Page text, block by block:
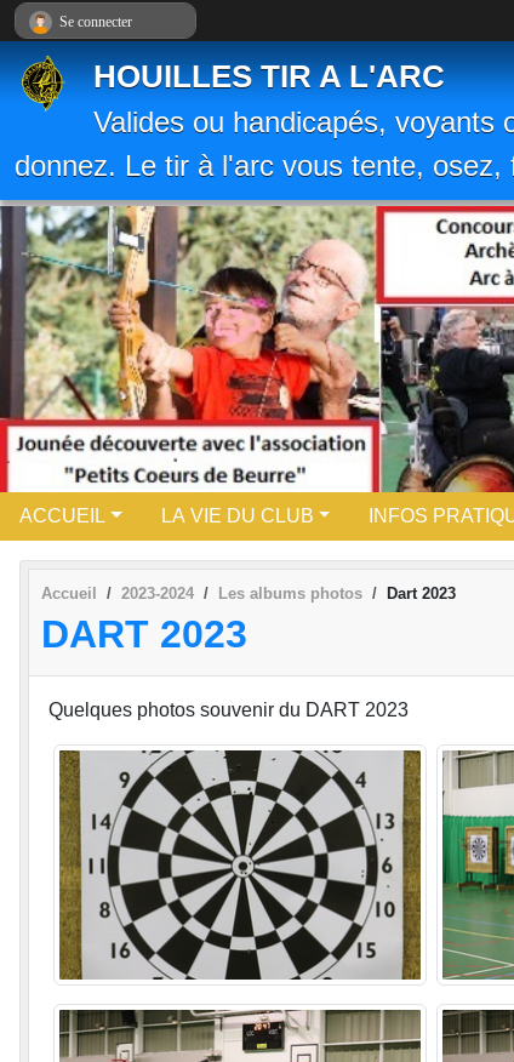
HOUILLES TIR A L'ARC
Valides ou handicapés, voyants
donnez. Le tir à l'arc vous tente,
ACCUEIL LA VIE DU CLUB INFOS
Accueil 2023-2024 Les albums photos Dart 2023
DART 2023
Quelques photos souvenir du DART 2023
Se connecter
Panneau de gestion des cookies